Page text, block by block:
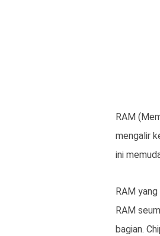
RAM
mengalir
ini
RAM
RAM
bagian.